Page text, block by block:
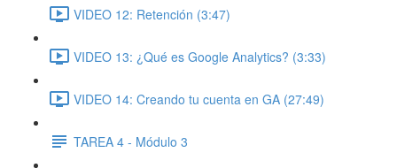
VIDEO 12: Retención (3:47)
VIDEO 13: ¿Qué es Google Analytics? (3:33)
VIDEO 14: Creando tu cuenta en GA (27:49)
TAREA 4 - Módulo 3